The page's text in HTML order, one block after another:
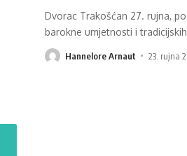
Dvorac Trakošćan 27. rujna,
barokne umjetnosti i
Hannelore Arnaut 23. rujna